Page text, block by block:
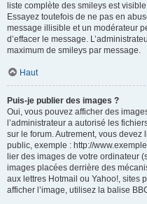
liste complète des smileys est
Essayez toutefois de ne pas en
message illisible et un modérateur
d’effacer le message.
maximum de smileys par message.
Haut
Puis-je publier des images ?
Oui, vous pouvez afficher des
l’administrateur a autorisé les
sur le forum. Autrement, vous
public, exemple : http://
lier des images de votre ordinateur
images placées derrière des
aux lettres Hotmail ou Yahoo!, sites
afficher l’image, utilisez la balise